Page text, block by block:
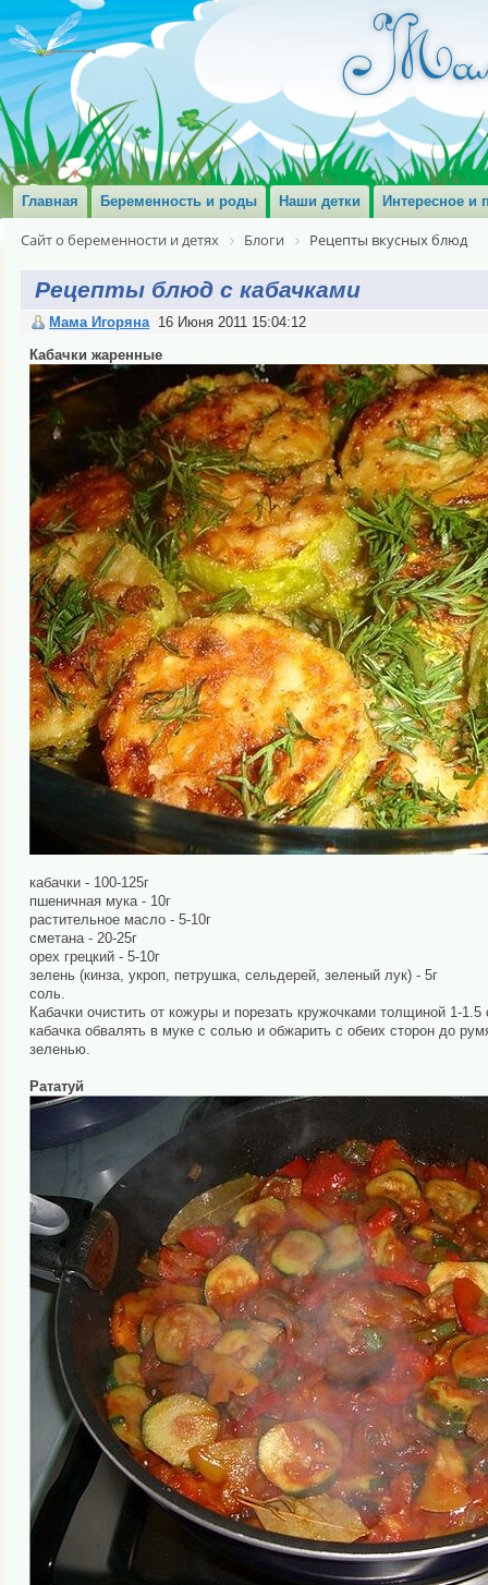
Главная Беременность и роды Наши детки Интересное и
Сайт о беременности и детях Блоги Рецепты вкусных блюд
Рецепты блюд с кабачками
Мама Игоряна 16 Июня 2011 15:04:12
Кабачки жаренные
кабачки - 100-125г
пшеничная мука - 10г
растительное масло - 5-10г
сметана - 20-25г
орех грецкий - 5-10г
зелень (кинза, укроп, петрушка, сельдерей, зеленый лук) - 5г
соль.
Кабачки очистить от кожуры и порезать кружочками толщиной 1-
кабачка обвалять в муке с солью и обжарить с обеих сторон до
зеленью.
Рататуй